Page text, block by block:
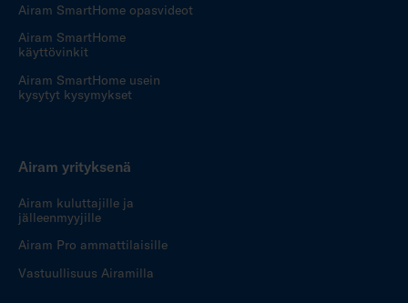
Airam SmartHome opasvideot
Airam SmartHome
käyttövinkit
Airam SmartHome usein
kysytyt kysymykset
Airam yrityksenä
Airam kuluttajille ja
jälleenmyyjille
Airam Pro ammattilaisille
Vastuullisuus Airamilla